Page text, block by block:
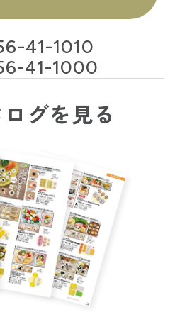
41-1010
41-1000
グを見る